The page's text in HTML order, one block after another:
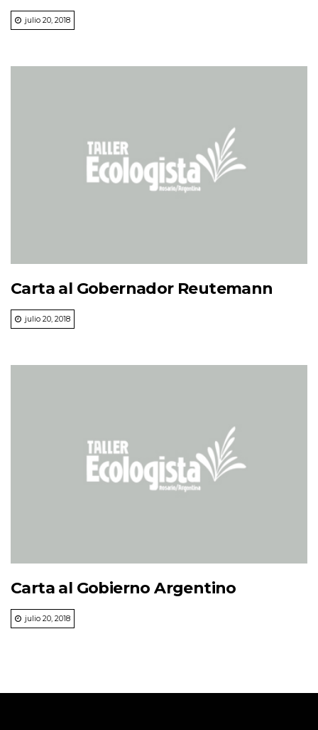
julio 20, 2018
Carta al Gobernador Reutemann
julio 20, 2018
Carta al Gobierno Argentino
julio 20, 2018